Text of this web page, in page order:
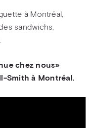
à Montréal,
sandwichs,
chez nous»
Smith à Montréal.